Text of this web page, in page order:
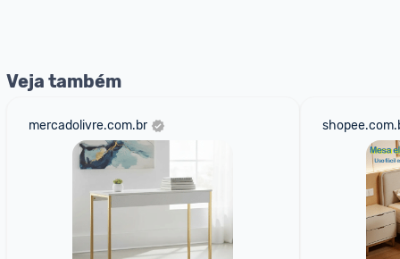
Veja também
mercadolivre.com.br